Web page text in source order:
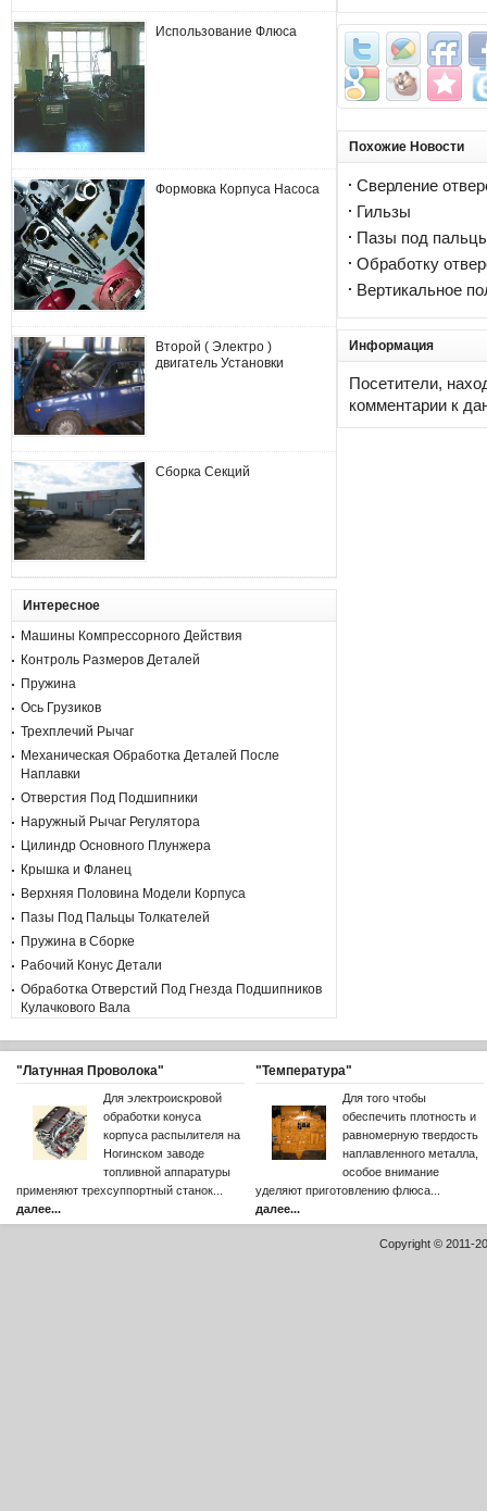
Использование Флюса
Формовка Корпуса Насоса
Второй ( Электро )
двигатель Установки
Сборка Секций
Интересное
Машины Компрессорного Действия
Контроль Размеров Деталей
Пружина
Ось Грузиков
Трехплечий Рычаг
Механическая Обработка Деталей После
Наплавки
Отверстия Под Подшипники
Наружный Рычаг Регулятора
Цилиндр Основного Плунжера
Крышка и Фланец
Верхняя Половина Модели Корпуса
Пазы Под Пальцы Толкателей
Пружина в Сборке
Рабочий Конус Детали
Обработка Отверстий Под Гнезда Подшипников
Кулачкового Вала
Похожие Новости
Сверление
Гильзы
Пазы под
Обработку
Вертикальное
Информация
Посетители,
комментарии к
"Латунная Проволока"
Для электроискровой
обработки конуса
корпуса распылителя на
Ногинском заводе
топливной аппаратуры
применяют трехсуппортный станок...
далее...
"Температура"
Для того чтобы
обеспечить плотность и
равномерную твердость
наплавленного металла,
особое внимание
уделяют приготовлению флюса...
далее...
Copyright © 2011-